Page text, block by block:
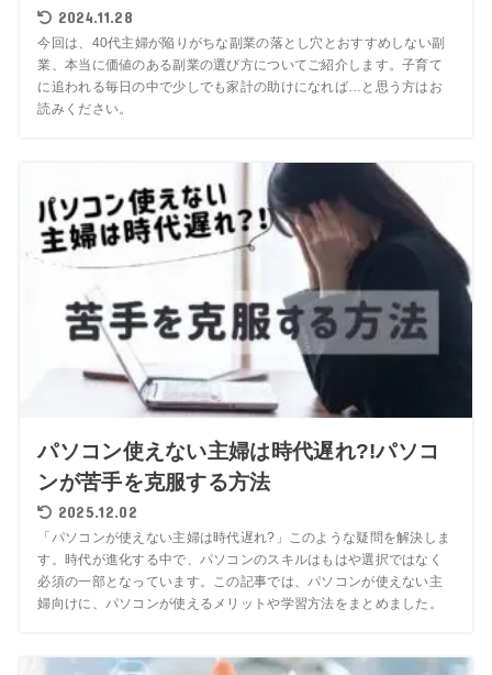
2024.11.28
今回は、40代主婦が陥りがちな副業の落とし穴とおすすめしない副
業、本当に価値のある副業の選び方についてご紹介します。子育て
に追われる毎日の中で少しでも家計の助けになれば…と思う方はお
読みください。
パソコン使えない主婦は時代遅れ?!パソコ
ンが苦手を克服する方法
2025.12.02
「パソコンが使えない主婦は時代遅れ?」このような疑問を解決しま
す。時代が進化する中で、パソコンのスキルはもはや選択ではなく
必須の一部となっています。この記事では、パソコンが使えない主
婦向けに、パソコンが使えるメリットや学習方法をまとめました。